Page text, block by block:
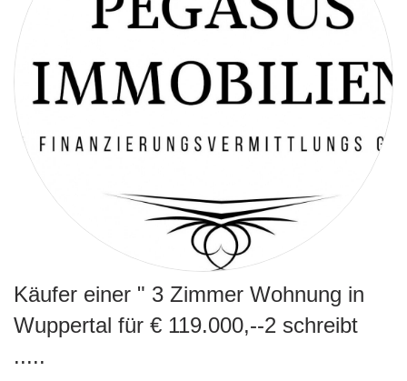
Käufer einer " 3 Zimmer Wohnung in
Wuppertal für € 119.000,--2 schreibt
.....